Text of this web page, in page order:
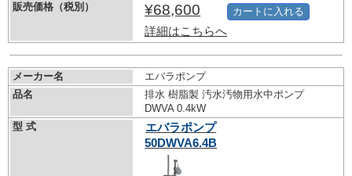
販売価格（税別）
¥68,600
詳細はこちらへ
カートに入れる
メーカー名
エバラポンプ
品名
排水 樹脂製 汚水汚物用水中ポンプ
DWVA 0.4kW
型 式
エバラポンプ
50DWVA6.4B